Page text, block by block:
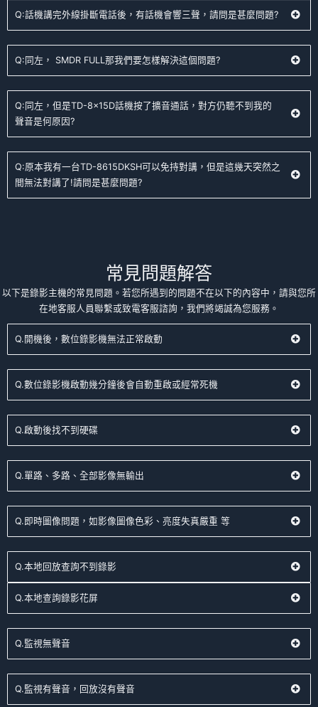
Q:話機講完外線掛斷電話後，有話機會響三聲，請問是甚麼問題?
Q:同左， SMDR FULL那我們要怎樣解決這個問題?
Q:同左，但是TD-8x15D話機按了擴音通話，對方仍聽不到我的
聲音是何原因?
Q:原本我有一台TD-8615DKSH可以免持對講，但是這幾天突然之
間無法對講了!請問是甚麼問題?
常見問題解答
以下是錄影主機的常見問題。若您所遇到的問題不在以下的內容中，請與您所
在地客服人員聯繫或致電客服諮詢，我們將竭誠為您服務。
Q.開機後，數位錄影機無法正常啟動
Q.數位錄影機啟動幾分鐘後會自動重啟或經常死機
Q.啟動後找不到硬碟
Q.單路、多路、全部影像無輸出
Q.即時圖像問題，如影像圖像色彩、亮度失真嚴重 等
Q.本地回放查詢不到錄影
Q.本地查詢錄影花屏
Q.監視無聲音
Q.監視有聲音，回放沒有聲音